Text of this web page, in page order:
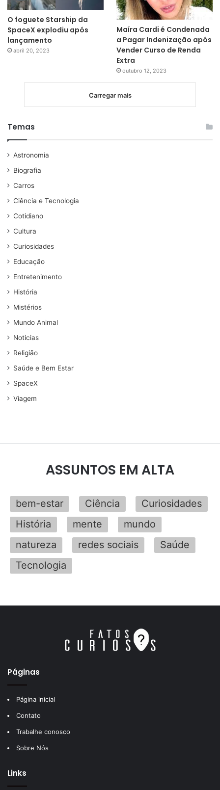
O foguete Starship da
SpaceX explodiu após
lançamento
abril 20, 2023
Maíra Cardi é Condenada
a Pagar Indenização após
Vender Curso de Renda
Extra
outubro 12, 2023
Carregar mais
Temas
Astronomia
Biografia
Carros
Ciência e Tecnologia
Cotidiano
Cultura
Curiosidades
Educação
Entretenimento
História
Mistérios
Mundo Animal
Noticias
Religião
Saúde e Bem Estar
SpaceX
Viagem
ASSUNTOS EM ALTA
bem-estar Ciência
Curiosidades
História
mente
mundo
natureza
redes sociais
Saúde
Tecnologia
Páginas
Página inicial
Contato
Trabalhe conosco
Sobre Nós
Links